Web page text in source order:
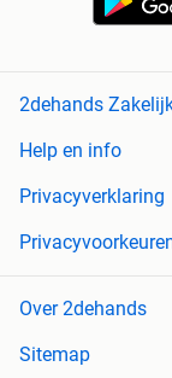
2dehands
Help en info
Privacyverklaring
Over 2dehands
Sitemap